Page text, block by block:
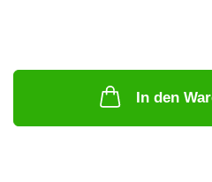
In den